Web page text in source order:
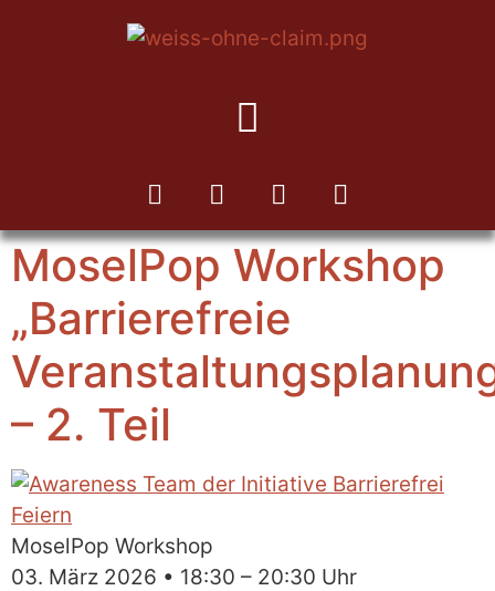
MoselPop Workshop
„Barrierefreie
– 2. Teil
MoselPop Workshop
03. März 2026 • 18:30 – 20:30 Uhr